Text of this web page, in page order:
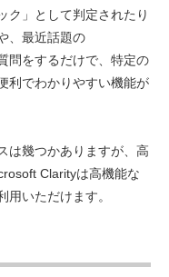
ク」として判定されたり
、最近話題の
問をするだけで、特定の
利でわかりやすい機能が
は幾つかありますが、高
Clarityは高機能な
用いただけます。